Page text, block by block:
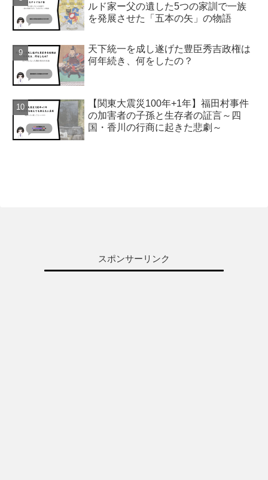
ルド家ー父の遺した5つの家訓で一族
を発展させた「五本の矢」の物語
天下統一を成し遂げた豊臣秀吉政権は
何年続き、何をしたの？
【関東大震災100年+1年】福田村事件
の加害者の子孫と生存者の証言～四
国・香川の行商に起きた悲劇～
スポンサーリンク